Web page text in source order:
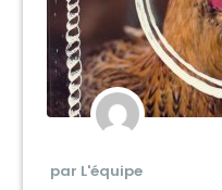
par L'équipe